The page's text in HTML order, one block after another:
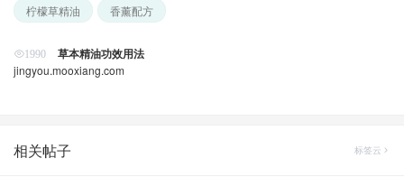
柠檬草精油 香薰配方
1990 草本精油功效用法
jingyou.mooxiang.com
相关帖子 标签云